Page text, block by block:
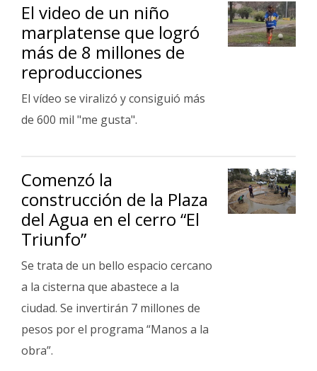
El video de un niño
marplatense que logró
más de 8 millones de
reproducciones
El vídeo se viralizó y consiguió más
de 600 mil "me gusta".
Comenzó la
construcción de la Plaza
del Agua en el cerro “El
Triunfo”
Se trata de un bello espacio cercano
a la cisterna que abastece a la
ciudad. Se invertirán 7 millones de
pesos por el programa “Manos a la
obra”.